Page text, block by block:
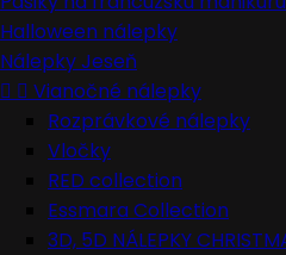
Halloween nálepky
Nálepky Jeseň
  Vianočné nálepky
Rozprávkové nálepky
Vločky
RED collection
Essmara Collection
3D, 5D NÁLEPKY